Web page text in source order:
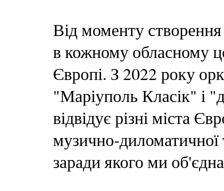
Від моменту
в кожному обласному
Європі. З 2022 року
"Маріуполь Класік" і
відвідує різні міста
музично-диломатичної
заради якого ми